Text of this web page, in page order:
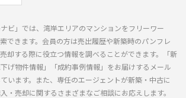
ナビ」では、湾岸エリアのマンションをフリーワー
できます。会員の方は売出履歴や新築時のパンフレ
却する際に役立つ情報を調べることができます。「新
げ物件情報」「成約事例情報」をお届けするメール
います。また、専任のエージェントが新築・中古に
・売却に関するさまざまなご相談にお応えします。